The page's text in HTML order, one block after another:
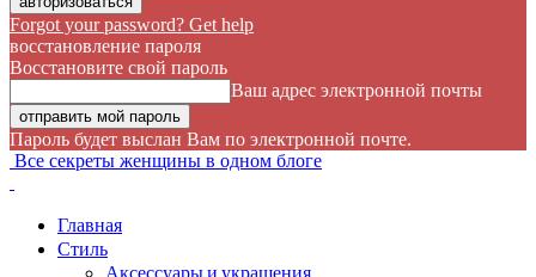
Forgot your password? Get help
восстановление пароля
Восстановите свой пароль
Ваш адрес электронной почты
Пароль будет выслан Вам по электронной почте.
Все секреты женщины в одном блоге
Главная
Стиль
Аксессуары и украшения